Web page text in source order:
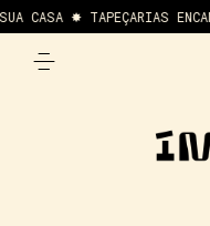
CASA ✸ TAPEÇARIAS